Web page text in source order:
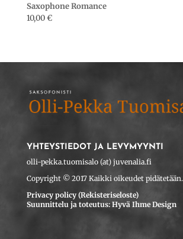
Saxophone Romance
10,00€
YHTEYSTIEDOT JA LEVYMYYNTI
olli-pekka.tuomisalo (at) juvenalia.fi
Copyright © 2017 Kaikki oikeudet pidätetään.
Privacy policy (Rekisteriseloste)
Suunnittelu ja toteutus: Hyvä Ihme Design